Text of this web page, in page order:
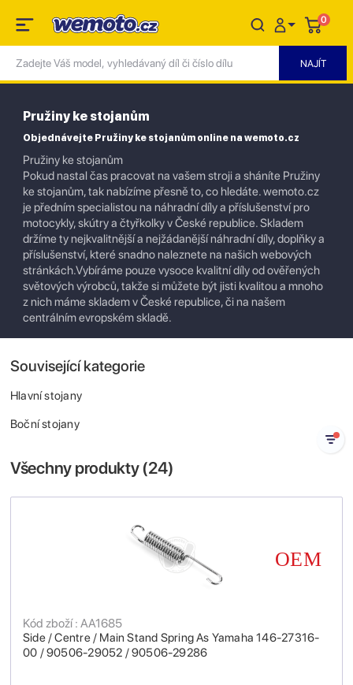
0
Pružiny ke stojanům
Objednávejte Pružiny ke stojanům online na wemoto.cz
Pružiny ke stojanům
Pokud nastal čas pracovat na vašem stroji a sháníte Pružiny
ke stojanům, tak nabízíme přesně to, co hledáte. wemoto.cz
je předním specialistou na náhradní díly a příslušenství pro
motocykly, skútry a čtyřkolky v České republice. Skladem
držíme ty nejkvalitnější a nejžádanější náhradní díly, doplňky a
příslušenství, které snadno naleznete na našich webových
stránkách.Vybíráme pouze vysoce kvalitní díly od ověřených
světových výrobců, takže si můžete být jisti kvalitou a mnoho
z nich máme skladem v České republice, či na našem
centrálním evropském skladě.
Související kategorie
Hlavní stojany
Boční stojany
Všechny produkty (24)
Side / Centre / Main Stand Spring As Yamaha 146-27316-
00 / 90506-29052 / 90506-29286
Kód zboží : AA1685